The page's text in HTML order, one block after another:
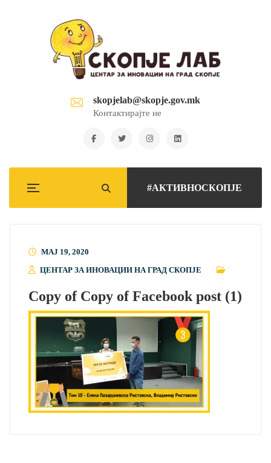
skopjelab@skopje.gov.mk
Контактирајте не
#АКТИВНОСКОПЈЕ
МАЈ 19, 2020
ЦЕНТАР ЗА ИНОВАЦИИ НА ГРАД СКОПЈЕ
Copy of Copy of Facebook post (1)